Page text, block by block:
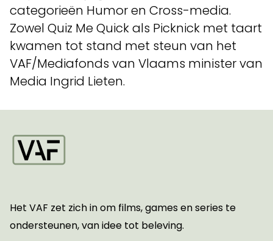
categorieën Humor en Cross-media.
Zowel Quiz Me Quick als Picknick met taart
kwamen tot stand met steun van het
VAF/Mediafonds van Vlaams minister van
Media Ingrid Lieten.
Het VAF zet zich in om films, games en series te
ondersteunen, van idee tot beleving.